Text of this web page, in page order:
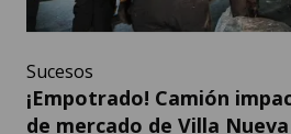
Sucesos
¡Empotrado! Camión
de mercado de Villa Nueva